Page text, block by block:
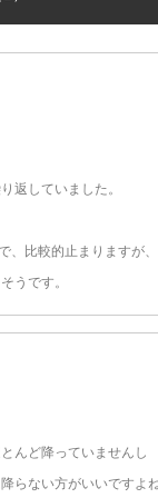
返していました。
、比較的止まりますが、
うです。
んど降っていませんし
らない方がいいですよね